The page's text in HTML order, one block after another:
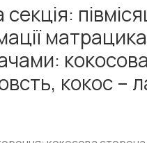
кокос –